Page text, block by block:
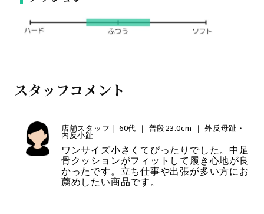
スタッフコメント
店舗スタッフ | 60代 ｜ 普段23.0cm ｜ 外反母趾・
内反小趾
ワンサイズ小さくてぴったりでした。中足
骨クッションがフィットして履き心地が良
かったです。立ち仕事や出張が多い方にお
薦めしたい商品です。